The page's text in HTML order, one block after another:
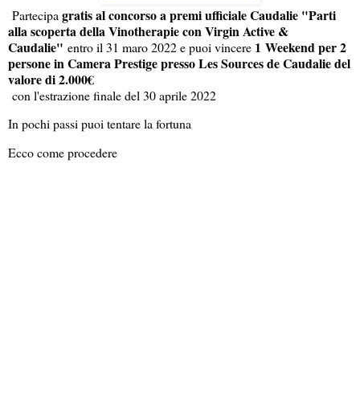
Partecipa gratis al concorso a premi ufficiale Caudalie "Parti
alla scoperta della Vinotherapie con Virgin Active &
Caudalie" entro il 31 maro 2022 e puoi vincere 1 Weekend per 2
persone in Camera Prestige presso Les Sources de Caudalie del
valore di 2.000€
con l'estrazione finale del 30 aprile 2022
In pochi passi puoi tentare la fortuna
Ecco come procedere